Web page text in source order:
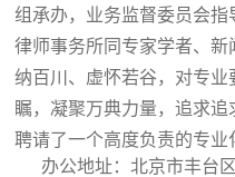
组承办，业务监督委员会
律师事务所同专家学者、
纳百川、虚怀若谷，对专
瞩，凝聚万典力量，追求
聘请了一个高度负责的专业
办公地址：北京市丰台区